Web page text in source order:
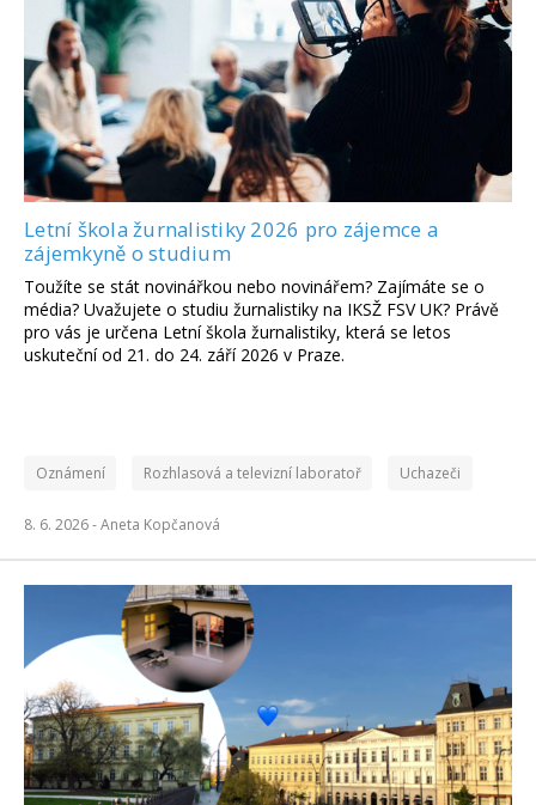
Letní škola žurnalistiky 2026 pro zájemce a
zájemkyně o studium
Toužíte se stát novinářkou nebo novinářem? Zajímáte se o
média? Uvažujete o studiu žurnalistiky na IKSŽ FSV UK? Právě
pro vás je určena Letní škola žurnalistiky, která se letos
uskuteční od 21. do 24. září 2026 v Praze.
Oznámení Rozhlasová a televizní laboratoř Uchazeči
8. 6. 2026 -Aneta Kopčanová